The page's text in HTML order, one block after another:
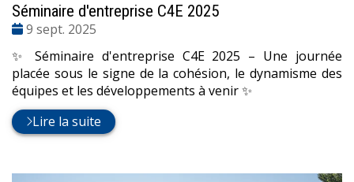
Séminaire d'entreprise C4E 2025
Date
9 sept. 2025
✨ Séminaire d'entreprise C4E 2025 – Une journée
placée sous le signe de la cohésion, le dynamisme des
équipes et les développements à venir ✨
Lire la suite